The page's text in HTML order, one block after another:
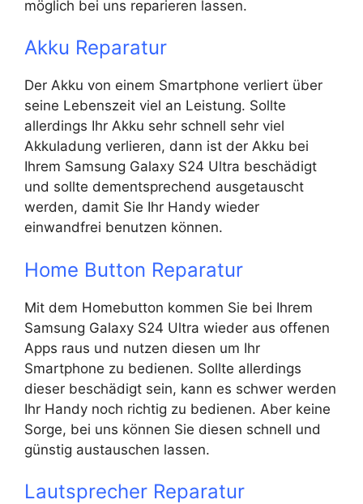
möglich bei uns reparieren lassen.
Akku Reparatur
Der Akku von einem Smartphone verliert über
seine Lebenszeit viel an Leistung. Sollte
allerdings Ihr Akku sehr schnell sehr viel
Akkuladung verlieren, dann ist der Akku bei
Ihrem Samsung Galaxy S24 Ultra beschädigt
und sollte dementsprechend ausgetauscht
werden, damit Sie Ihr Handy wieder
einwandfrei benutzen können.
Home Button Reparatur
Mit dem Homebutton kommen Sie bei Ihrem
Samsung Galaxy S24 Ultra wieder aus offenen
Apps raus und nutzen diesen um Ihr
Smartphone zu bedienen. Sollte allerdings
dieser beschädigt sein, kann es schwer werden
Ihr Handy noch richtig zu bedienen. Aber keine
Sorge, bei uns können Sie diesen schnell und
günstig austauschen lassen.
Lautsprecher Reparatur